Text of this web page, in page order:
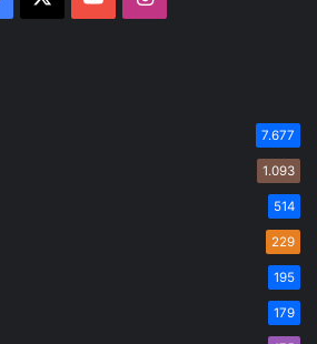
7.677
1.093
514
229
195
179